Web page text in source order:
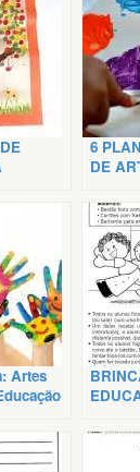
6
DE
Artes